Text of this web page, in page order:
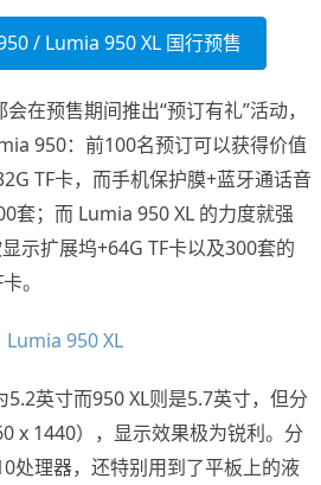
/ Lumia 950 XL 国行预售
会在预售期间推出“预订有礼”活动，
950：前100名预订可以获得价值
TF卡，而手机保护膜+蓝牙通话音
套；而 Lumia 950 XL 的力度就强
示扩展坞+64G TF卡以及300套的
。
英寸而950 XL则是5.7英寸，但分
x 1440），显示效果极为锐利。分
处理器，还特别用到了平板上的液